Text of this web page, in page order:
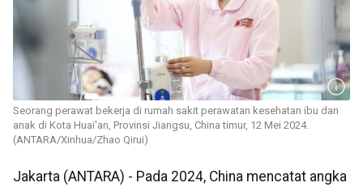
Seorang perawat bekerja di rumah sakit perawatan kesehatan ibu dan
anak di Kota Huai'an, Provinsi Jiangsu, China timur, 12 Mei 2024.
(ANTARA/Xinhua/Zhao Qirui)
Jakarta (ANTARA) - Pada 2024, China mencatat angka